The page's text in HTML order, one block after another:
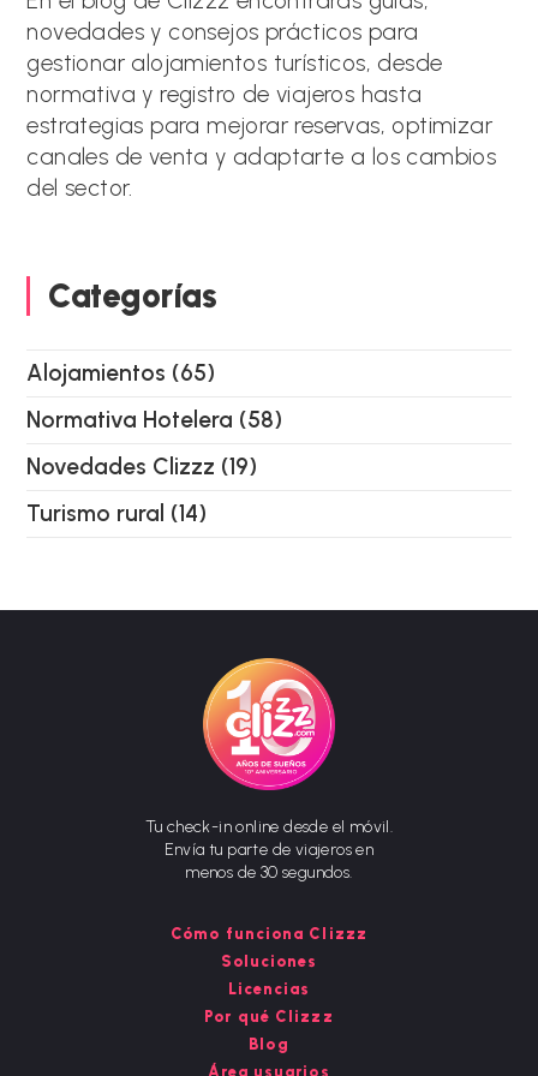
i
v
e
:
novedades y consejos prácticos para
gestionar alojamientos turísticos, desde
normativa y registro de viajeros hasta
estrategias para mejorar reservas, optimizar
canales de venta y adaptarte a los cambios
del sector.
Categorías
Alojamientos (65)
Normativa Hotelera (58)
Novedades Clizzz (19)
Turismo rural (14)
Tu check-in online desde el móvil.
Envía tu parte de viajeros en
menos de 30 segundos.
Cómo funciona Clizzz
Soluciones
Licencias
Por qué Clizzz
Blog
Área usuarios